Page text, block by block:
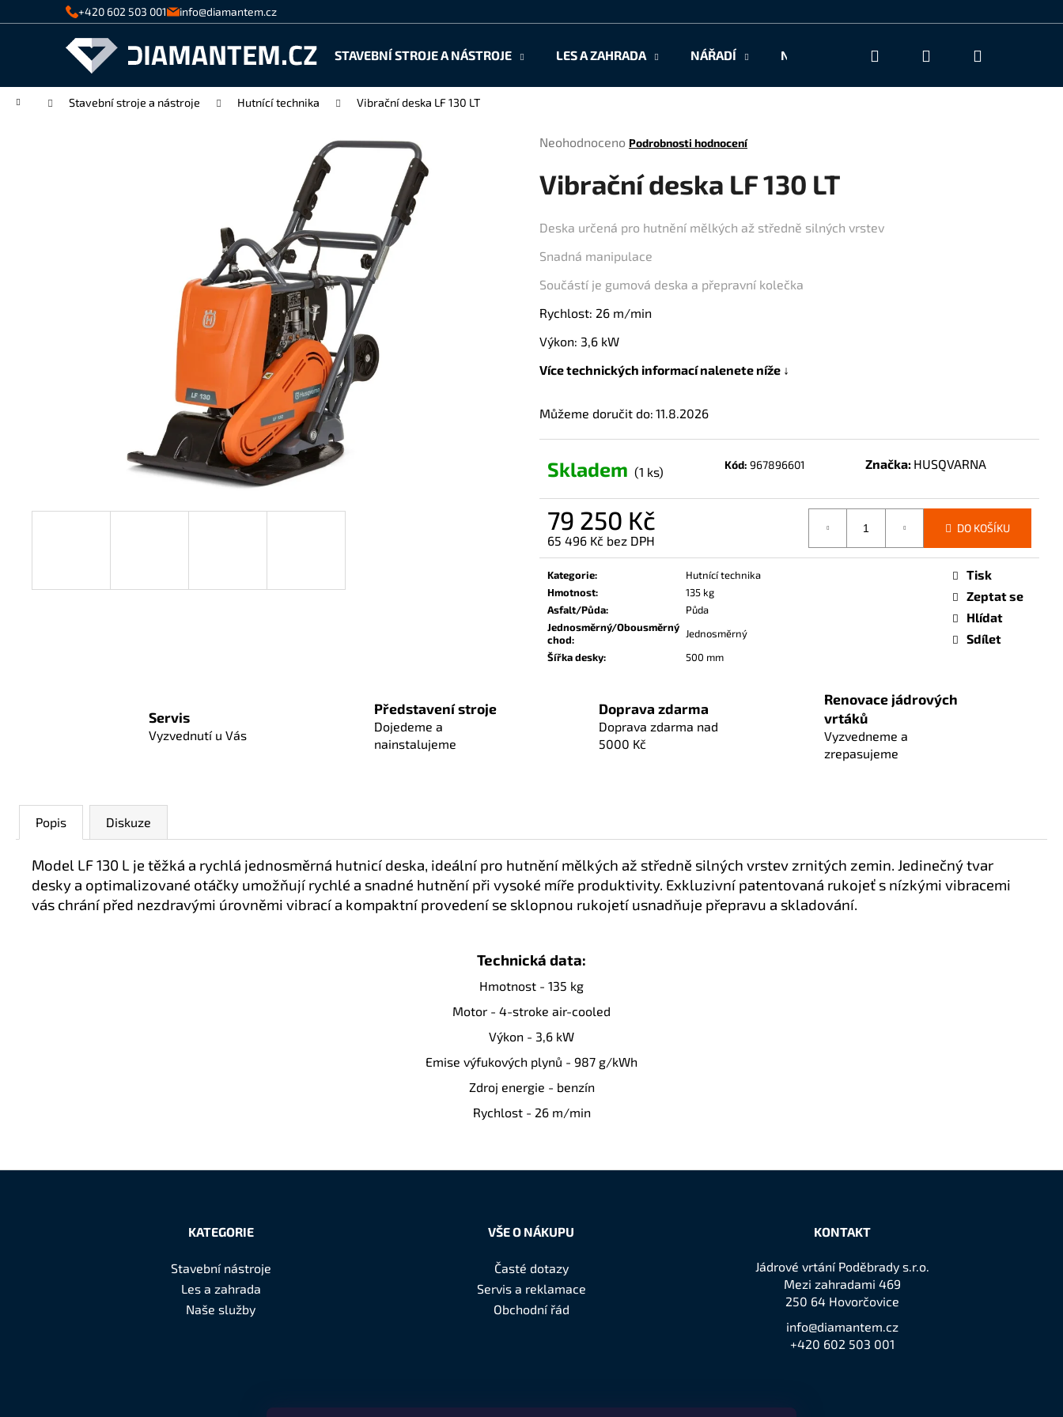
na
+420 602 503 001 info@diamantem.cz
STAVEBNÍ STROJE A NÁSTROJE LES A ZAHRADA NÁŘADÍ NAŠE SLUŽBY KONTAKT
Hledat Přihlášení
Domů Stavební stroje a nástroje Hutnící technika Vibrační deska LF 130 LT
Průměrné
produktu
je
z
hvězdiček.
Neohodnoceno Podrobnosti hodnocení
Vibrační deska LF 130 LT
Deska určená pro hutnění mělkých až středně silných vrstev
Snadná manipulace
Součástí je gumová deska a přepravní kolečka
Rychlost: 26 m/min
Výkon: 3,6 kW
Více technických informací nalenete níže ↓
Můžeme doručit do: 11.8.2026
Skladem (1 ks) Kód: 967896601 Značka: HUSQVARNA
79 250 Kč
65 496 Kč bez DPH
Měrná
cena:
DO KOŠÍKU
Kategorie:
Hutnící technika
Hmotnost:
135 kg
Asfalt/Půda:
Půda
Jednosměrný/Obousměrný
chod:
Jednosměrný
Šířka desky: 500 mm
Tisk
Zeptat se
Hlídat
Sdílet
Servis
Vyzvednutí u Vás
Představení stroje
Dojedeme a
nainstalujeme
Doprava zdarma
Doprava zdarma nad
5000 Kč
Renovace jádrových
vrtáků
Vyzvedneme a
zrepasujeme
Popis Diskuze
Model LF 130 L je těžká a rychlá jednosměrná hutnicí deska, ideální pro hutnění mělkých až středně silných vrstev zrnitých zemin. Jedinečný tvar
desky a optimalizované otáčky umožňují rychlé a snadné hutnění při vysoké míře produktivity. Exkluzivní patentovaná rukojeť s nízkými vibracemi
vás chrání před nezdravými úrovněmi vibrací a kompaktní provedení se sklopnou rukojetí usnadňuje přepravu a skladování.
Technická data:
Hmotnost - 135 kg
Motor - 4-stroke air-cooled
Výkon - 3,6 kW
Emise výfukových plynů - 987 g/kWh
Zdroj energie - benzín
Rychlost - 26 m/min
o
k
Zpět
obchodu
Zpět
obchodu
Co potřebujete najít?
HLEDAT
Doporučujeme
KATEGORIE
Stavební nástroje
Les a zahrada
Naše služby
VŠE O NÁKUPU
Časté dotazy
Servis a reklamace
Obchodní řád
KONTAKT
Jádrové vrtání Poděbrady s.r.o.
Mezi zahradami 469
250 64 Hovorčovice
info@diamantem.cz
+420 602 503 001